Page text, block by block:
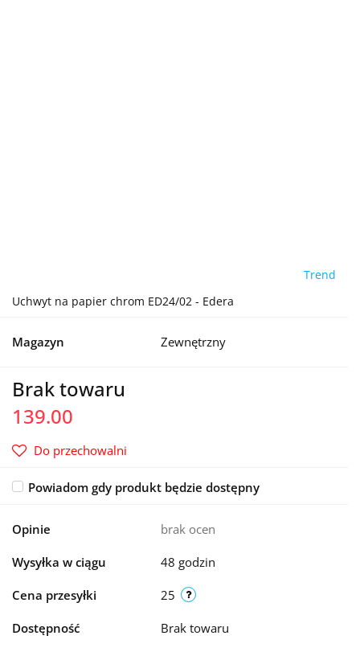
Trend
Uchwyt na papier chrom ED24/02 - Edera
Magazyn Zewnętrzny
Brak towaru
139.00
Do przechowalni
Powiadom gdy produkt będzie dostępny
Opinie brak ocen
Wysyłka w ciągu 48 godzin
Cena przesyłki 25
Dostępność Brak towaru